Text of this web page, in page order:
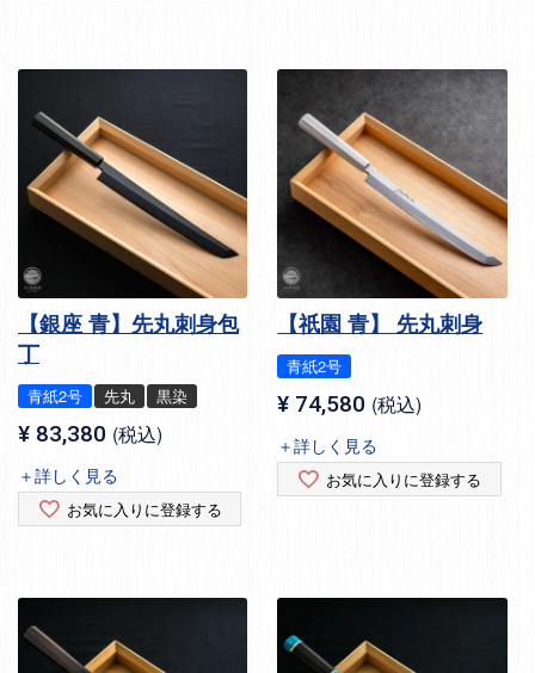
【銀座 青】先丸刺身包
丁
青紙2号 先丸 黒染
¥ 83,380 税込
＋詳しく見る
お気に入りに登録する
【祇園 青】 先丸刺身
青紙2号
¥ 74,580 税込
＋詳しく見る
お気に入りに登録する